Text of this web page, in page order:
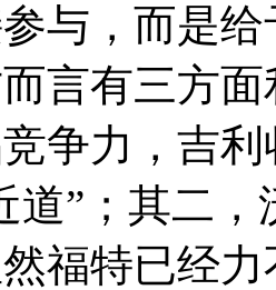
与，而是
言有三方
争力，吉
道”；其二
福特已经